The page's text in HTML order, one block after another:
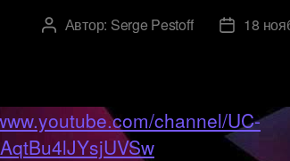
Автор
Автор: Serge Pestoff
Дата
18
channel/UC-